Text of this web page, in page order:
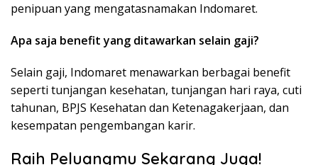
penipuan yang mengatasnamakan Indomaret.
Apa saja benefit yang ditawarkan selain gaji?
Selain gaji, Indomaret menawarkan berbagai benefit
seperti tunjangan kesehatan, tunjangan hari raya, cuti
tahunan, BPJS Kesehatan dan Ketenagakerjaan, dan
kesempatan pengembangan karir.
Raih Peluangmu Sekarang Juga!